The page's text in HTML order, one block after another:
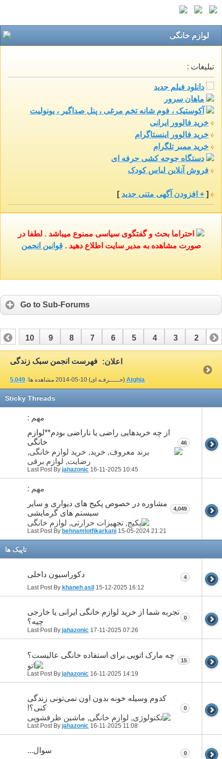
لوازم خانگی
تبلیغات :
دانلود فیلم جدید
ماهان سرور
آکوستیک ، فوم شانه تخم مرغی ، پنل صداگیر ، یونولیت
خرید فالوور ایرانی
خرید فالوور اینستاگرام
خرید ممبر تلگرام
دستگاه جوجه کشی حرفه ای
فروش آنلاین لباس کودک
[ + افزودن آگهی متنی جدید ]
احتراما بحث و گفتگوی سیاسی ممنوع میباشد . لطفا در
صورت مشاهده به مدیر سایت اطلاع دهید .قوانین انجمن
Go to Sub-Forums
1
2
3
4
5
6
7
8
9
10
11
12
13
14
15
16
اعلان: فهرست انجمن سبک زندگی
Atghia (حـــــرفـه ای) 10-05-2014 مشاهده ها: 5,049
Sticky Threads
مهم :
از چه خریدهایی راضی یا ناراضی بودم**لوازم
خانگی
Last Post By jahazonic 16-11-2025 10:45
46
مهم :
مشاوره در خصوص پکیج های دیواری و سایر
سیستم های گرمایشی
Last Post By behnamlotfikarkani 15-05-2024 21:21
4,049
تاپيک ها
دکوراسیون داخلی
Last Post By khaneh asil 15-12-2025 16:12
4
تجربه شما از خرید لوازم خانگی ایرانی یا خارجی
چیه؟
Last Post By jahazonic 17-11-2025 07:26
0
چه مارک اتویی برای استفاده خانگی عالیست؟
Last Post By jahazonic 16-11-2025 14:19
15
کدوم وسیله خونه بدون اون نمی‌تونی زندگی
کنی؟!
Last Post By jahazonic 16-11-2025 11:08
0
سوال... 0